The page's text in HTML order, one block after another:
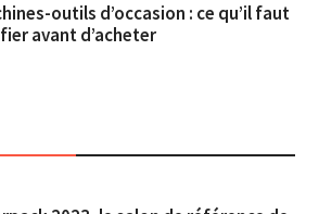
outils d’occasion : ce qu’il faut
avant d’acheter